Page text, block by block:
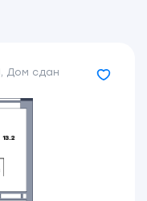
, Дом сдан